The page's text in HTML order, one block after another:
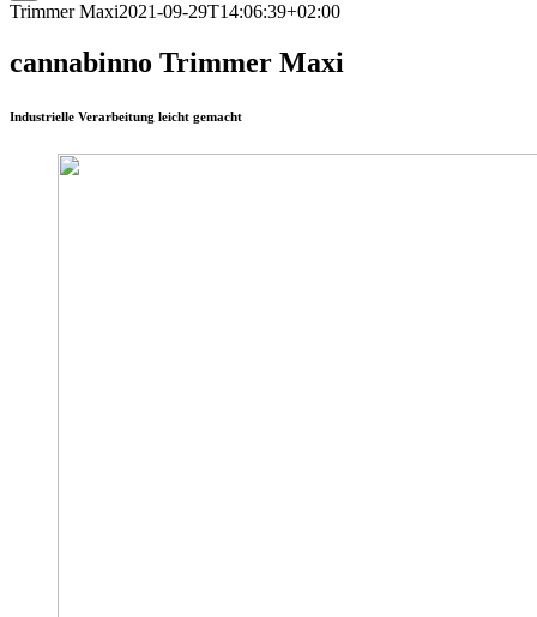
Trimmer Maxi2021-09-29T14:06:39+02:00
cannabinno Trimmer Maxi
Industrielle Verarbeitung leicht gemacht